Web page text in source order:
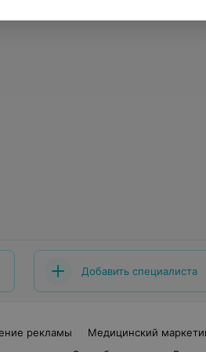
Добавить специалиста
рекламы
Медицинский